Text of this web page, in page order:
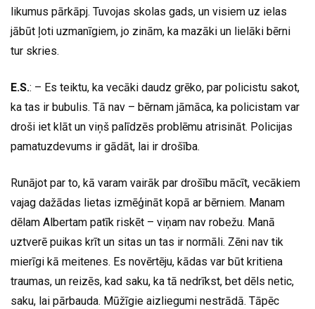
likumus pārkāpj. Tuvojas skolas gads, un visiem uz ielas
jābūt ļoti uzmanīgiem, jo zinām, ka mazāki un lielāki bērni
tur skries.
E.S.: – Es teiktu, ka vecāki daudz grēko, par policistu sakot,
ka tas ir bubulis. Tā nav – bērnam jāmāca, ka policistam var
droši iet klāt un viņš palīdzēs problēmu atrisināt. Policijas
pamatuzdevums ir gādāt, lai ir drošība.
Runājot par to, kā varam vairāk par drošību mācīt, vecākiem
vajag dažādas lietas izmēģināt kopā ar bērniem. Manam
dēlam Albertam patīk riskēt – viņam nav robežu. Manā
uztverē puikas krīt un sitas un tas ir normāli. Zēni nav tik
mierīgi kā meitenes. Es novērtēju, kādas var būt kritiena
traumas, un reizēs, kad saku, ka tā nedrīkst, bet dēls netic,
saku, lai pārbauda. Mūžīgie aizliegumi nestrādā. Tāpēc